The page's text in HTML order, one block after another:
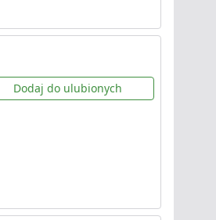
Dodaj do ulubionych